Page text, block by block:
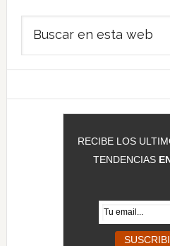
Barra
lateral
principal
RECIBE LOS
TENDENCIAS